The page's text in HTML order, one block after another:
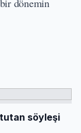
bir dönemin
tutan söyleşi